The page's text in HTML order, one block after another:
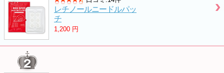
レチノールニードルパッ
チ
1,200 円